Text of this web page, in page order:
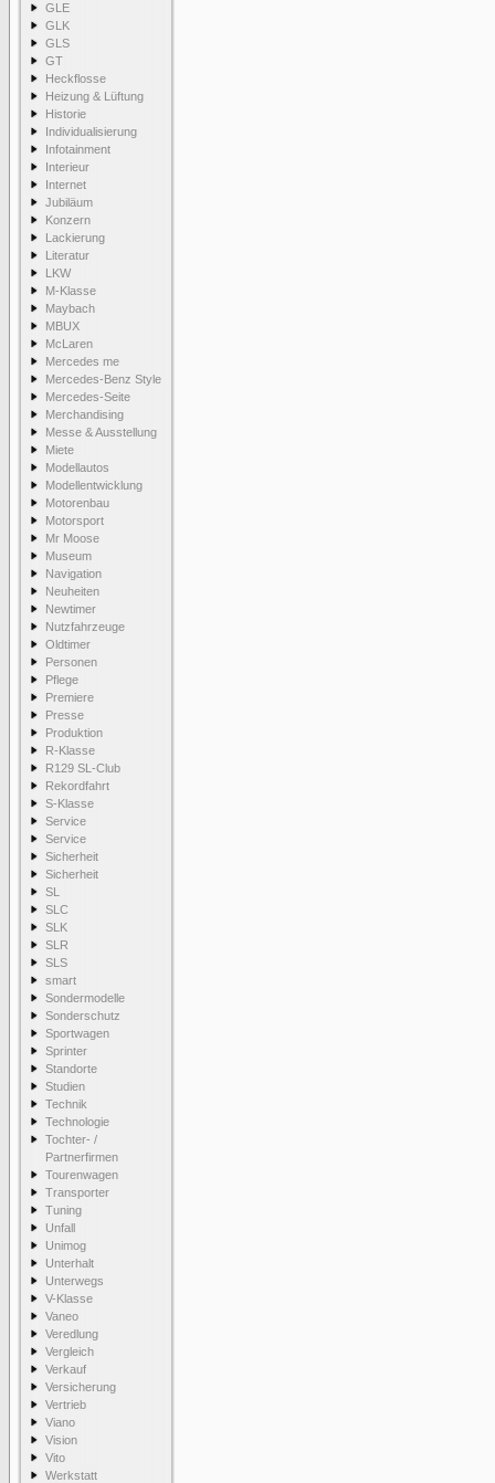
GLE
GLK
GLS
GT
Heckflosse
Heizung & Lüftung
Historie
Individualisierung
Infotainment
Interieur
Internet
Jubiläum
Konzern
Lackierung
Literatur
LKW
M-Klasse
Maybach
MBUX
McLaren
Mercedes me
Mercedes-Benz Style
Mercedes-Seite
Merchandising
Messe & Ausstellung
Miete
Modellautos
Modellentwicklung
Motorenbau
Motorsport
Mr Moose
Museum
Navigation
Neuheiten
Newtimer
Nutzfahrzeuge
Oldtimer
Personen
Pflege
Premiere
Presse
Produktion
R-Klasse
R129 SL-Club
Rekordfahrt
S-Klasse
Service
Service
Sicherheit
Sicherheit
SL
SLC
SLK
SLR
SLS
smart
Sondermodelle
Sonderschutz
Sportwagen
Sprinter
Standorte
Studien
Technik
Technologie
Tochter- /
Partnerfirmen
Tourenwagen
Transporter
Tuning
Unfall
Unimog
Unterhalt
Unterwegs
V-Klasse
Vaneo
Veredlung
Vergleich
Verkauf
Versicherung
Vertrieb
Viano
Vision
Vito
Werkstatt